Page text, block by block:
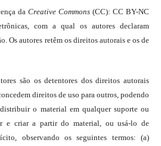
da Creative Commons(CC): CC BY-NC
com a qual os autores declaram
Os autores retêm os direitos autorais e os de
são os detentores dos direitos autorais
direitos de uso para outros, podendo
o material em qualquer suporte ou
e criar a partir do material, ou usá-lo de
observando os seguintes termos: (a)